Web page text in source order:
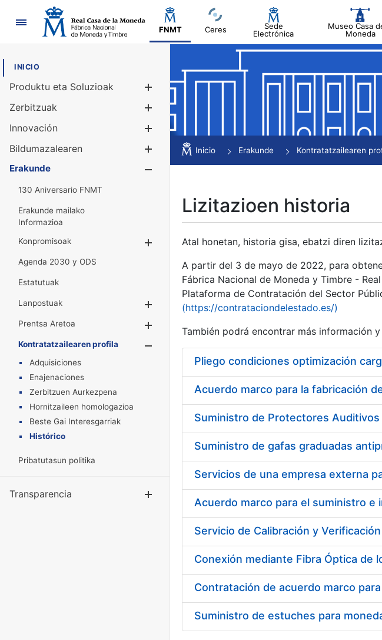
Nabigazioa
FNMT Ceres
Sede
Electrónica
Museo Casa
Moneda
INICIO
Produktu eta Soluzioak
Erakutsi/Ezkutatu
Zerbitzuak
Innovación
Bildumazalearen
Erakutsi/Ezkutatu
Erakunde
130 Aniversario FNMT
Erakunde mailako
Informazioa
Konpromisoak
Erakutsi/Ezkutatu
Agenda 2030 y ODS
Estatutuak
Lanpostuak
Erakutsi/Ezkutatu
Prentsa Aretoa
Erakutsi/Ezkutatu
Kontratatzailearen profila
Erakutsi/Ezkutatu
Adquisiciones
Enajenaciones
Zerbitzuen Aurkezpena
Hornitzaileen homologazioa
Beste Gai Interesgarriak
Histórico
Pribatutasun politika
Transparencia Erakutsi/Ezkutatu
Inicio Erakunde Kontratatzailearen
Lizitazioen historia
Atal honetan, historia gisa, ebatzi diren
A partir del 3 de mayo de 2022, para
Fábrica Nacional de Moneda y Timbre -
Plataforma de Contratación del Sector
(https://contrataciondelestado.es/)
También podrá encontrar más información
Pliego condiciones optimización
Acuerdo marco para la fabricación
Acuerdo marco para el suministro
Suministro de estuches para